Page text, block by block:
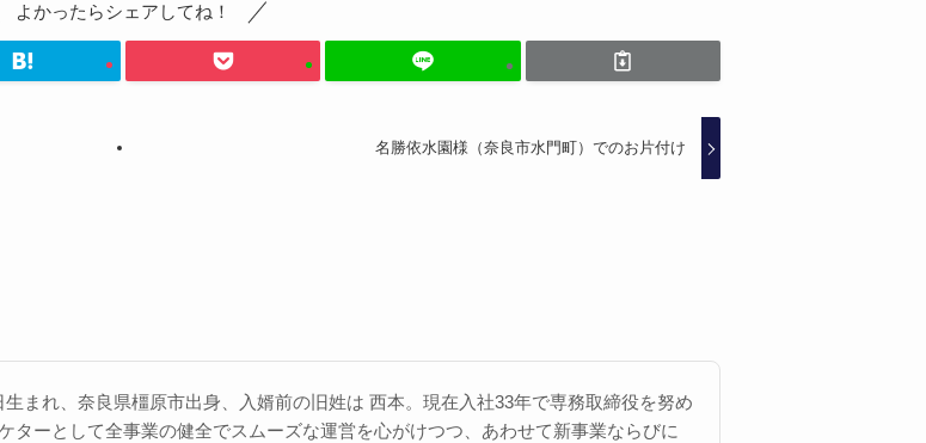
よかったらシェアしてね！
名勝依水園様（奈良市水門町）でのお片付け
生まれ、奈良県橿原市出身、入婿前の旧姓は 西本。現在入社33年で専務取締役を努め
ターとして全事業の健全でスムーズな運営を心がけつつ、あわせて新事業ならびに